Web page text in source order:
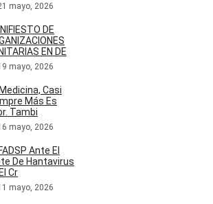
mayo, 2026
DE
EN DE
mayo, 2026
Casi
Más Es
Tambi
mayo, 2026
Ante El
De Hantavirus
Cr
mayo, 2026